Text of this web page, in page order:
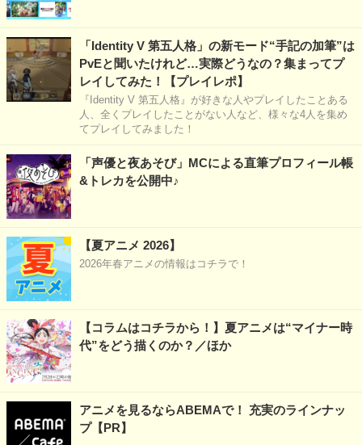
「Identity V 第五人格」の新モード“手記の加筆”は
PvEと聞いたけれど…実際どうなの？集まってプ
レイしてみた！【プレイレポ】
『Identity V 第五人格』が好きな人やプレイしたことある
人、全くプレイしたことがない人など、様々な4人を集め
てプレイしてみました！
「声優と夜あそび」MCによる直筆プロフィール帳
&トレカを公開中♪
【夏アニメ 2026】
2026年春アニメの情報はコチラで！
【コラムはコチラから！】夏アニメは“マイナー時
代”をどう描くのか？／ほか
アニメを見るならABEMAで！ 充実のラインナッ
プ【PR】